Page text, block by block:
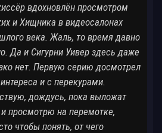
вдохновлён просмотром
и Хищника в видеосалонах
века. Жаль, то время давно
Да и Сигурни Уивер здесь даже
нет. Первую серию досмотрел
и с перекурами.
дождусь, пока выложат
просмотрю на перемотке,
чтобы понять, от чего